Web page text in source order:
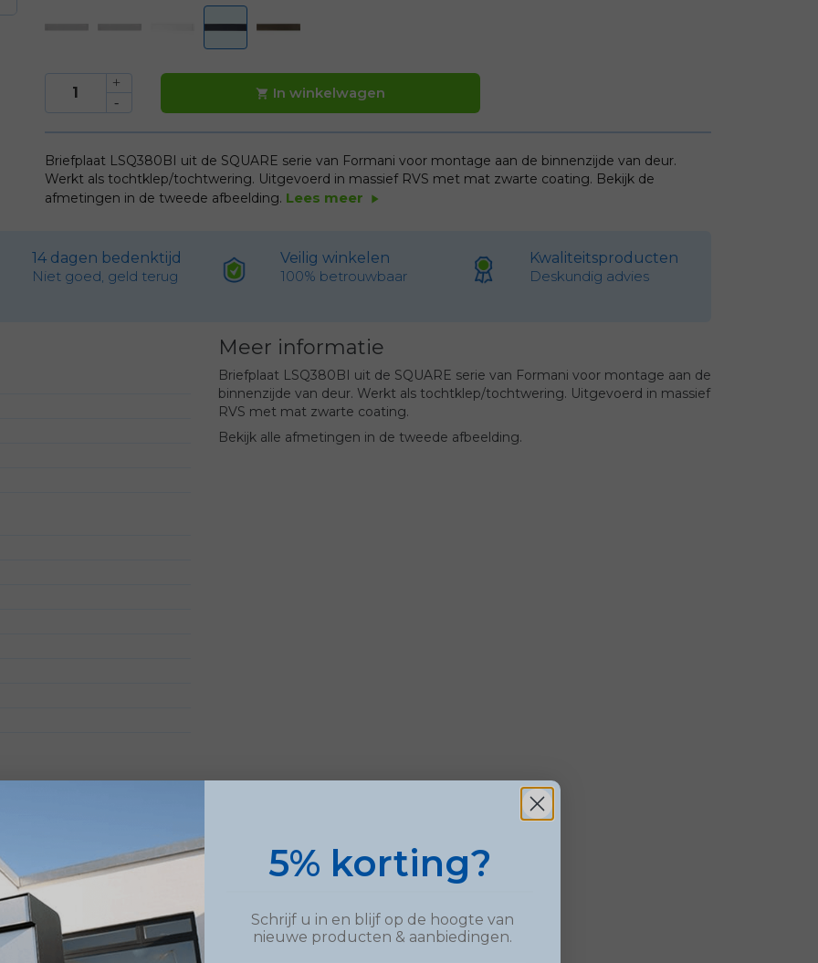
 In winkelwagen
Briefplaat LSQ380BI uit de SQUARE serie van Formani voor montage aan de binnenzijde van deur.
Werkt als tochtklep/tochtwering. Uitgevoerd in massief RVS met mat zwarte coating. Bekijk de
afmetingen in de tweede afbeelding. Lees meer play_arrow
14 dagen bedenktijd
Niet goed, geld terug
Veilig winkelen
100% betrouwbaar
Kwaliteitsproducten
Deskundig advies
Meer informatie
Briefplaat LSQ380BI uit de SQUARE serie van Formani voor montage aan de
binnenzijde van deur. Werkt als tochtklep/tochtwering. Uitgevoerd in massief
RVS met mat zwarte coating.
Bekijk alle afmetingen in de tweede afbeelding.
5% korting?
Schrijf u in en blijf op de hoogte van
nieuwe producten & aanbiedingen.